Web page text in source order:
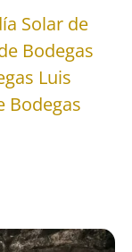
Solar de
Bodegas
Luis
Bodegas